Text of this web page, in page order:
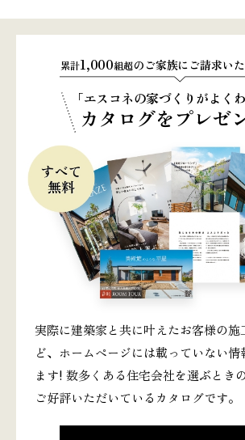
累計1,000組超のご家族にご請求い
「エスコネの家づくりがよくわ
カタログをプレゼ
実際に建築家と共に叶えたお客様の施
ど、ホームページには載っていない情
ます! 数多くある住宅会社を選ぶとき
ご好評いただいているカタログです。